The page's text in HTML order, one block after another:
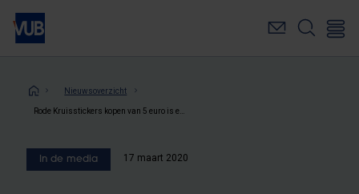
Overslaan
naar
inhoudKruimelpad
Nieuwsoverzicht
In de media 17 maart 2020